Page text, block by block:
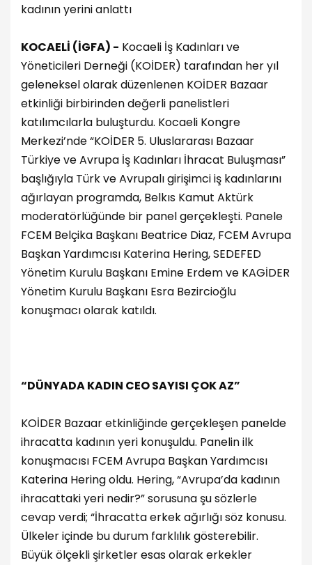
kadının yerini anlattı
KOCAELİ (İGFA) - Kocaeli İş Kadınları ve
Yöneticileri Derneği (KOİDER) tarafından her yıl
geleneksel olarak düzenlenen KOİDER Bazaar
etkinliği birbirinden değerli panelistleri
katılımcılarla buluşturdu. Kocaeli Kongre
Merkezi’nde “KOİDER 5. Uluslararası Bazaar
Türkiye ve Avrupa İş Kadınları İhracat Buluşması”
başlığıyla Türk ve Avrupalı girişimci iş kadınlarını
ağırlayan programda, Belkıs Kamut Aktürk
moderatörlüğünde bir panel gerçekleşti. Panele
FCEM Belçika Başkanı Beatrice Diaz, FCEM Avrupa
Başkan Yardımcısı Katerina Hering, SEDEFED
Yönetim Kurulu Başkanı Emine Erdem ve KAGİDER
Yönetim Kurulu Başkanı Esra Bezircioğlu
konuşmacı olarak katıldı.
“DÜNYADA KADIN CEO SAYISI ÇOK AZ”
KOİDER Bazaar etkinliğinde gerçekleşen panelde
ihracatta kadının yeri konuşuldu. Panelin ilk
konuşmacısı FCEM Avrupa Başkan Yardımcısı
Katerina Hering oldu. Hering, “Avrupa’da kadının
ihracattaki yeri nedir?” sorusuna şu sözlerle
cevap verdi; “İhracatta erkek ağırlığı söz konusu.
Ülkeler içinde bu durum farklılık gösterebilir.
Büyük ölçekli şirketler esas olarak erkekler